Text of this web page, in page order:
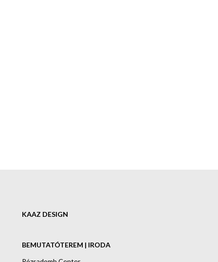
KAAZ DESIGN
BEMUTATÓTEREM | IRODA